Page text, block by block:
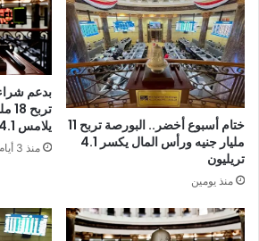
ختام أسبوع أخضر.. البورصة تربح 11
مليار جنيه ورأس المال يكسر 4.1
تريليون
منذ يومين
بدعم
يلامس 4.1 تريليون
منذ 3 أيام